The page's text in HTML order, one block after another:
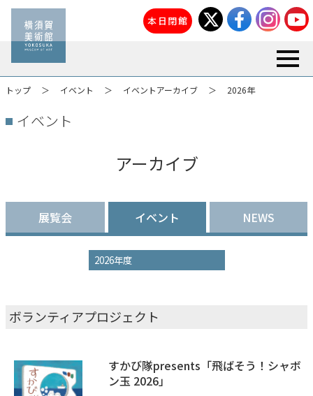
本日閉館
トップ イベント イベントアーカイブ 2026年
イベント
アーカイブ
展覧会 イベント NEWS
ボランティアプロジェクト
すかび隊presents「飛ばそう！シャボ
ン玉 2026」